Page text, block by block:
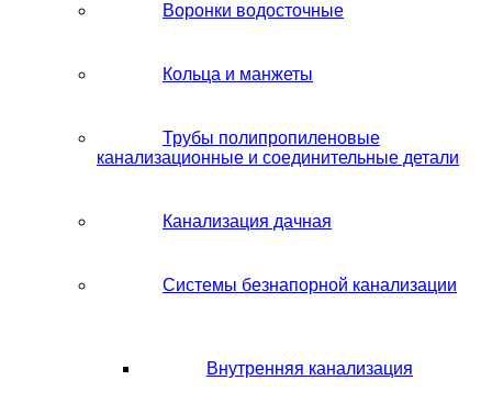
Воронки водосточные
Кольца и манжеты
Трубы полипропиленовые
канализационные и соединительные детали
Канализация дачная
Системы безнапорной канализации
Внутренняя канализация